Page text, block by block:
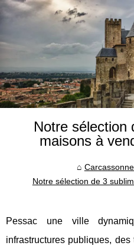
Notre sélection
maisons à
Notre sélection de 3
Pessac une ville
infrastructures publiques, des